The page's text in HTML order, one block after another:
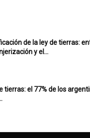
de la ley de tierras:
y el...
tierras: el 77% de los